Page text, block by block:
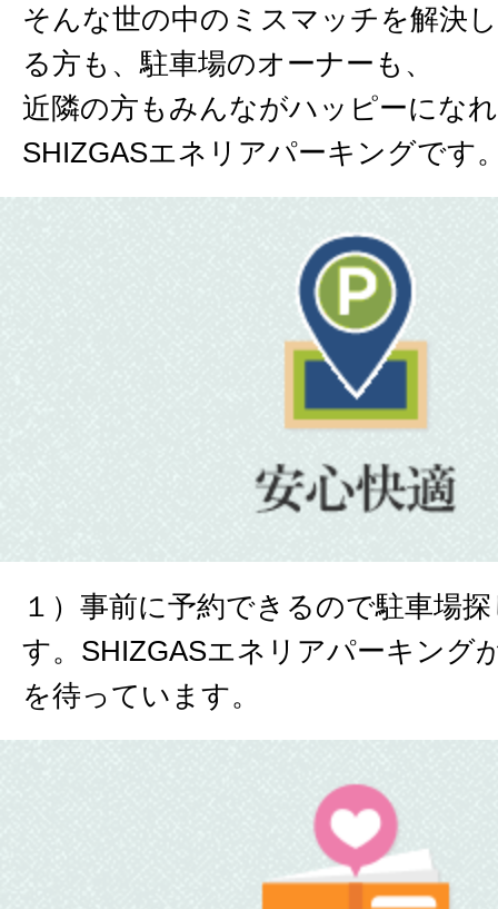
そんな世の中のミスマッチを解決
る方も、駐車場のオーナーも、
近隣の方もみんながハッピーにな
SHIZGASエネリアパーキングです
１）事前に予約できるので駐車場
す。SHIZGASエネリアパーキング
を待っています。